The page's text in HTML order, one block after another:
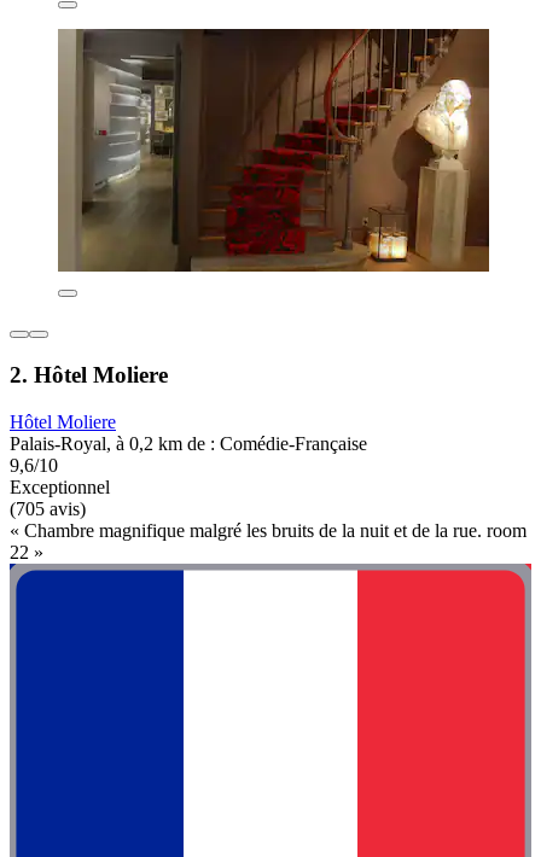
2. Hôtel Moliere
Hôtel Moliere
Palais-Royal, à 0,2 km de : Comédie-Française
9,6/10
Exceptionnel
(705 avis)
« Chambre magnifique malgré les bruits de la nuit et de la rue. room
22 »